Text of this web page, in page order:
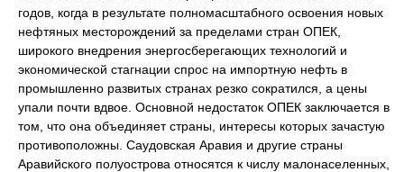
годов, когда в результате полномасштабного освоения новых
нефтяных месторождений за пределами стран ОПЕК,
широкого внедрения энергосберегающих технологий и
экономической стагнации спрос на импортную нефть в
промышленно развитых странах резко сократился, а цены
упали почти вдвое. Основной недостаток ОПЕК заключается в
том, что она объединяет страны, интересы которых зачастую
противоположны. Саудовская Аравия и другие страны
Аравийского полуострова относятся к числу малонаселенных,